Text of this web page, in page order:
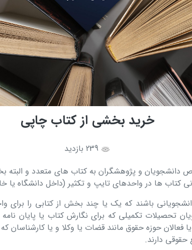
خرید بخشی از کتاب چاپی
دانشجویان و پژوهشگران به کتاب های متعدد و
کتاب ها در واحدهای تایپ و تکثیر (داخل دانشگاه یا
باشند که یک یا چند بخش از کتابی را برای
تحصیلات تکمیلی که برای نگارش کتاب یا پایان
فعالان حوزه حقوق مانند قضات یا وکلا و یا کارشناسان
دارند.